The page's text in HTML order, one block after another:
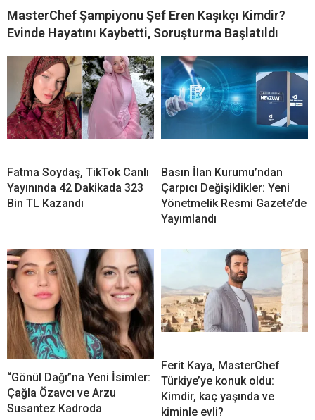
MasterChef Şampiyonu Şef Eren Kaşıkçı Kimdir?
Evinde Hayatını Kaybetti, Soruşturma Başlatıldı
Fatma Soydaş, TikTok Canlı
Yayınında 42 Dakikada 323
Bin TL Kazandı
Basın İlan Kurumu’ndan
Çarpıcı Değişiklikler: Yeni
Yönetmelik Resmi Gazete’de
Yayımlandı
“Gönül Dağı”na Yeni İsimler:
Çağla Özavcı ve Arzu
Susantez Kadroda
Ferit Kaya, MasterChef
Türkiye’ye konuk oldu:
Kimdir, kaç yaşında ve
kiminle evli?